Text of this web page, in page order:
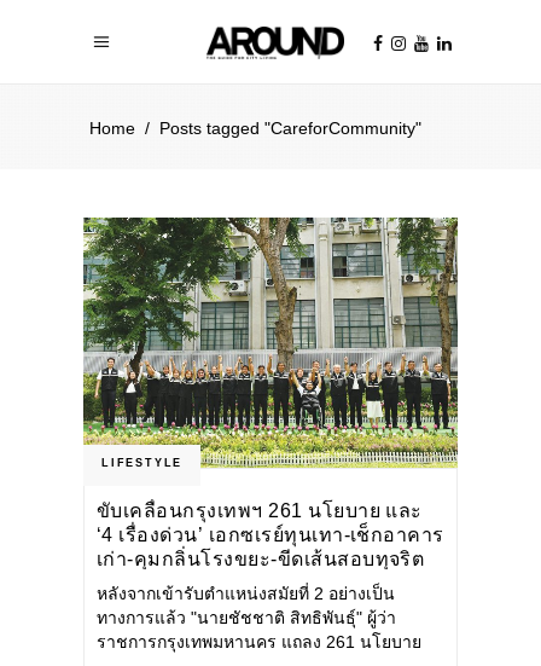
Home / Posts tagged "CareforCommunity​"
LIFESTYLE
ขับเคลื่อนกรุงเทพฯ 261 นโยบาย และ
‘4 เรื่องด่วน’ เอกซเรย์ทุนเทา-เช็กอาคาร
เก่า-คุมกลิ่นโรงขยะ-ขีดเส้นสอบทุจริต
หลังจากเข้ารับตำแหน่งสมัยที่ 2 อย่างเป็น
ทางการแล้ว "นายชัชชาติ สิทธิพันธุ์" ผู้ว่า
ราชการกรุงเทพมหานคร แถลง 261 นโยบาย